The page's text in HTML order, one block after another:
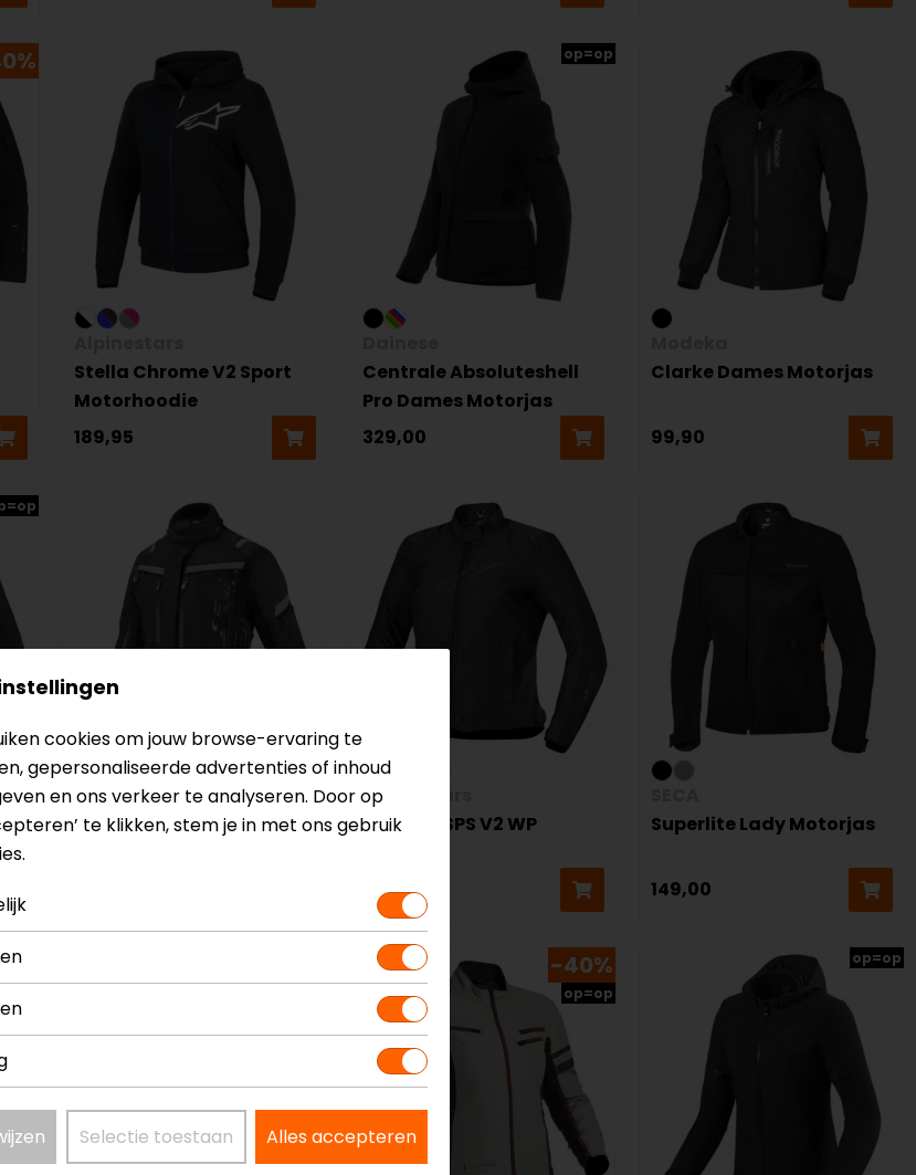
Stella Chrome V2 Sport
Motorhoodie
189,95
op=op
Centrale Absoluteshell
Pro Dames Motorjas
329,00
Clarke Dames Motorjas
99,90
SECA
Arrakis III Dames
Alpinestars
Stella T-SPS V2 WP
199,95
Superlite Lady Motorjas
149,00
-40%
op=op
op=op
cookies om jouw browse-ervaring te
gepersonaliseerde advertenties of inhoud
en ons verkeer te analyseren. Door op
te klikken, stem je in met ons gebruik
Selectie toestaan Alles accepteren